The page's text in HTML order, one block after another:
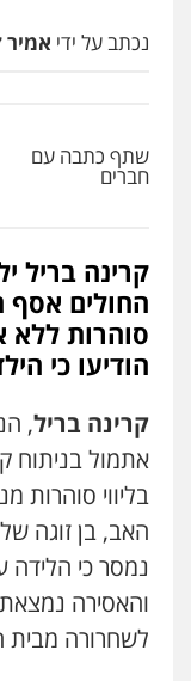
נכתב על ידי אמיר
שתף כתבה עם
חברים
קרינה בריל
החולים
סוהרות ללא
הודיעו כי
קרינה בריל,
אתמול בניתוח
בליווי סוהרות
האב, בן זוגה
נמסר כי הלידה
והאסירה
לשחרורה מבית